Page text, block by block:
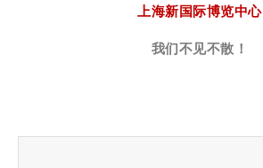
上海新国际博览中心
我们不见不散！